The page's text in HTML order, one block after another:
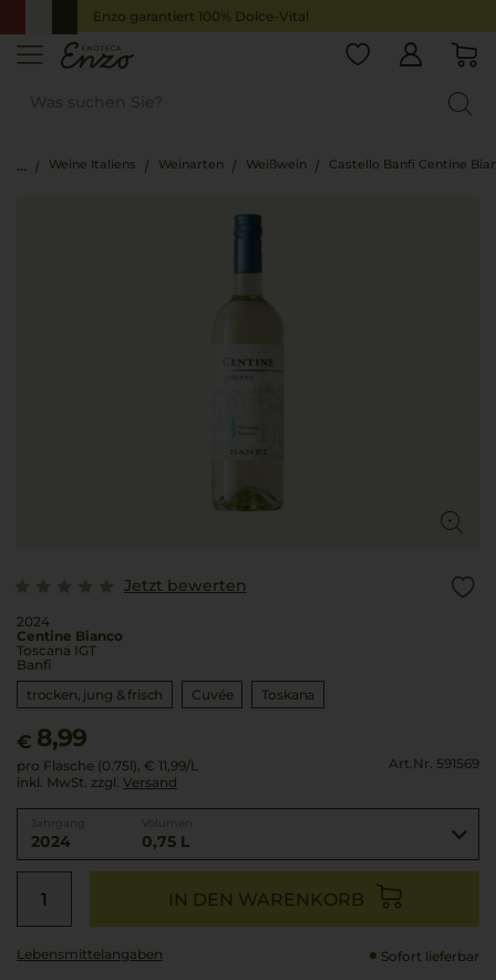
Enzo garantiert 100% Dolce-Vita!
Weine Italiens Weinarten Weißwein Castello Banfi Centine
Jetzt bewerten
2024
Centine Bianco
Toscana IGT
Banfi
trocken, jung & frisch
Cuvée Toskana
€ 8,99
pro Flasche (0.75l), € 11,99/L
inkl. MwSt. zzgl. Versand
Art.Nr. 591569
2024 0,75 L
IN DEN WARENKORB
Lebensmittel­angaben Sofort lieferbar